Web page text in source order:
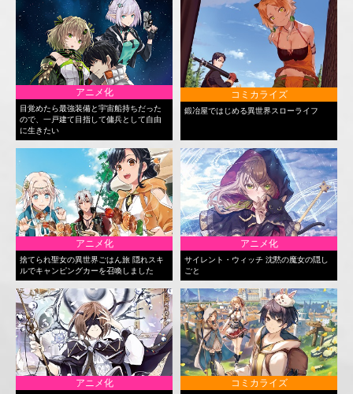
アニメ化
目覚めたら最強装備と宇宙船持ちだった
ので、一戸建て目指して傭兵として自由
に生きたい
コミカライズ
鍛冶屋ではじめる異世界スローライフ
アニメ化
捨てられ聖女の異世界ごはん旅 隠れスキ
ルでキャンピングカーを召喚しました
アニメ化
サイレント・ウィッチ 沈黙の魔女の隠し
ごと
アニメ化 コミカライズ